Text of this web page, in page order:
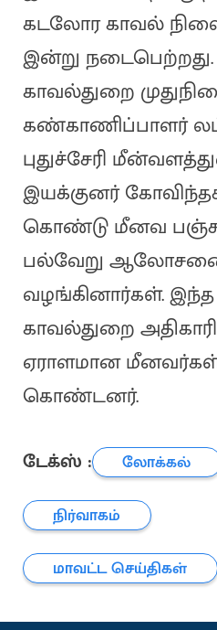
கடலோர காவல்
இன்று
காவல்துறை
கண்காணிப்பாளர்
புதுச்சேரி
இயக்குனர்
கொண்டு மீனவ
பல்வேறு
வழங்கினார்கள். இந்த
காவல்துறை
ஏராளமான
கொண்டனர்.
டேக்ஸ் :
லோக்கல்
நிர்வாகம்
மாவட்ட செய்திகள்